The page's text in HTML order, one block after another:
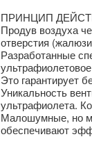
ПРИНЦИП
Продув воздуха
отверстия
Разработанные
Это гарантирует
Уникальность
ультрафиолета.
Малошумные, но
обеспечивают